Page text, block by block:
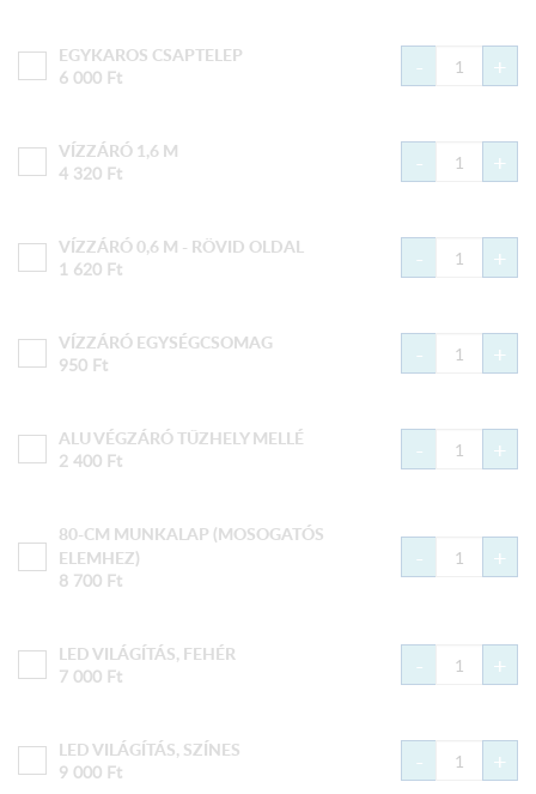
EGYKAROS CSAPTELEP
6 000 Ft - +
VÍZZÁRÓ 1,6 M
4 320 Ft - +
VÍZZÁRÓ 0,6 M - RÖVID OLDAL
1 620 Ft - +
VÍZZÁRÓ EGYSÉGCSOMAG
950 Ft - +
ALU VÉGZÁRÓ TŰZHELY MELLÉ
2 400 Ft - +
80-CM MUNKALAP (MOSOGATÓS
ELEMHEZ)
8 700 Ft
- +
LED VILÁGÍTÁS, FEHÉR
7 000 Ft - +
LED VILÁGÍTÁS, SZÍNES
9 000 Ft - +